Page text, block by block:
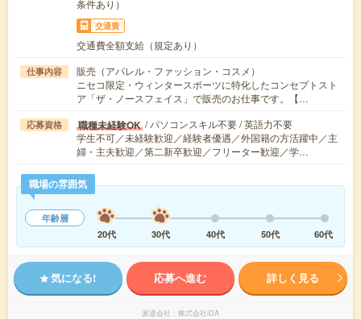
条件あり）
交通費
交通費全額支給（規定あり）
仕事内容
販売（アパレル・ファッション・コスメ）
ニセコ限定・ウィンタースポーツに特化したコンセプトスト
ア「ザ・ノースフェイス」で販売のお仕事です。【…
応募資格 職種未経験OK / パソコンスキル不要 / 英語力不要
学生不可／未経験歓迎／経験者優遇／外国籍の方活躍中／主
婦・主夫歓迎／第二新卒歓迎／フリーター歓迎／学…
職場の雰囲気
年齢層
20代
30代 40代 50代 60代
気になる! 応募へ進む 詳しく見る
派遣会社 株式会社iDA